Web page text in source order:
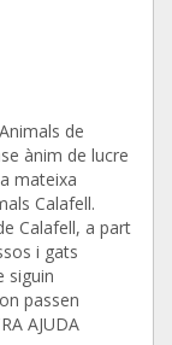
de
ànim de lucre
mateixa
Calafell.
Calafell, a part
i gats
siguin
passen
AJUDA